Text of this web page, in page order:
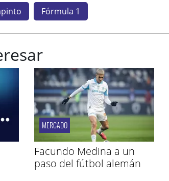
Fórmula 1
MERCADO
Facundo Medina a un
paso del fútbol alemán